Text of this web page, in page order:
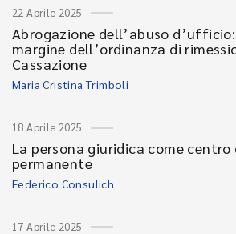
22 Aprile 2025
Abrogazione dell’abuso
margine dell’ordinanza di
Cassazione
Maria Cristina Trimboli
18 Aprile 2025
La persona giuridica come
permanente
Federico Consulich
17 Aprile 2025